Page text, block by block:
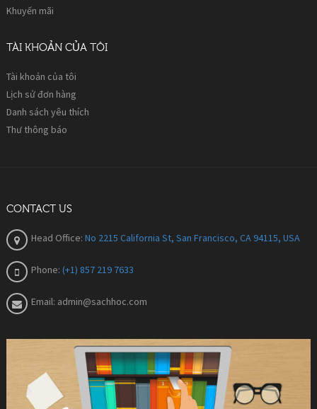
Khuyến mãi
TÀI KHOẢN CỦA TÔI
Tài khoản của tôi
Lịch sử đơn hàng
Danh sách yêu thích
Thư thông báo
CONTACT US
Head Office: No 2215 California St, San Francisco, CA 94115, USA
Phone: (+1) 857 219 7633
Email: admin@sachhoc.com